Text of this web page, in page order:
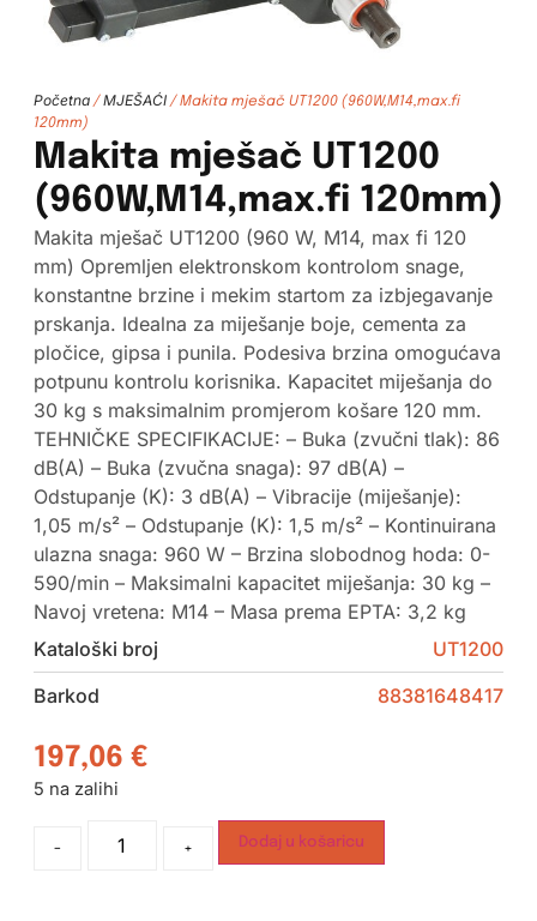
Početna/ MJEŠAĆI/ Makita mješač UT1200 (960W,M14,max.fi
120mm)
Makita mješač UT1200
(960W,M14,max.fi 120mm)
Makita mješač UT1200 (960 W, M14, max fi 120
mm) Opremljen elektronskom kontrolom snage,
konstantne brzine i mekim startom za izbjegavanje
prskanja. Idealna za miješanje boje, cementa za
pločice, gipsa i punila. Podesiva brzina omogućava
potpunu kontrolu korisnika. Kapacitet miješanja do
30 kg s maksimalnim promjerom košare 120 mm.
TEHNIČKE SPECIFIKACIJE: – Buka (zvučni tlak): 86
dB(A) – Buka (zvučna snaga): 97 dB(A) –
Odstupanje (K): 3 dB(A) – Vibracije (miješanje):
1,05 m/s² – Odstupanje (K): 1,5 m/s² – Kontinuirana
ulazna snaga: 960 W – Brzina slobodnog hoda: 0-
590/min – Maksimalni kapacitet miješanja: 30 kg –
Navoj vretena: M14 – Masa prema EPTA: 3,2 kg
Kataloški broj
UT1200
Barkod
88381648417
197,06 €
5 na zalihi
- + Dodaj u košaricu